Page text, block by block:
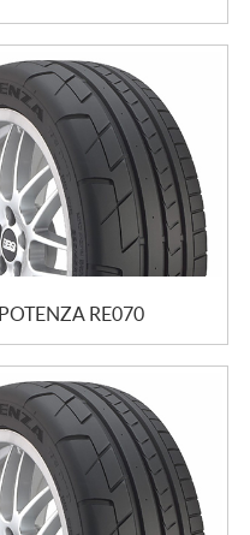
POTENZA RE070